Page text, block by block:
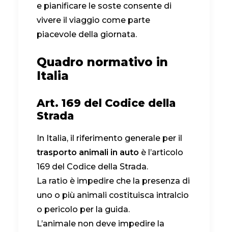
e pianificare le soste consente di
vivere il viaggio come parte
piacevole della giornata.
Quadro normativo in
Italia
Art. 169 del Codice della
Strada
In Italia, il riferimento generale per il
trasporto animali in auto è l’articolo
169 del Codice della Strada.
La ratio è impedire che la presenza di
uno o più animali costituisca intralcio
o pericolo per la guida.
L’animale non deve impedire la